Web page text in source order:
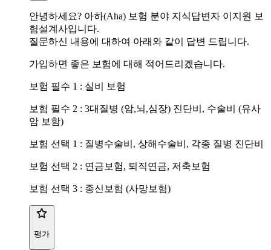
안녕하세요? 아하(Aha) 보험 분야 지식답변자 이지원 보
험설계사입니다.
질문하신 내용에 대하여 아래와 같이 답변 드립니다.
가입하면 좋은 보험에 대해 적어드리겠습니다.
보험 필수 1 : 실비 보험
보험 필수 2 : 3대질병 (암,뇌,심장) 진단비, 수술비 (유사
암 보함)
보험 선택 1 : 질병수술비, 상해수술비, 각종 질병 진단비
보험 선택 2 : 연금보험, 퇴직연금, 저축보험
보험 선택 3 : 종신보험 (사망보험)
평가